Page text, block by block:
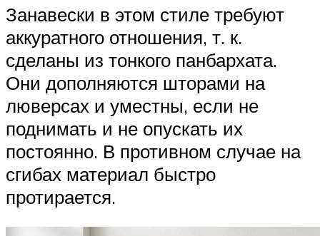
Занавески в этом стиле требуют
аккуратного отношения, т. к.
сделаны из тонкого панбархата.
Они дополняются шторами на
люверсах и уместны, если не
поднимать и не опускать их
постоянно. В противном случае на
сгибах материал быстро
протирается.